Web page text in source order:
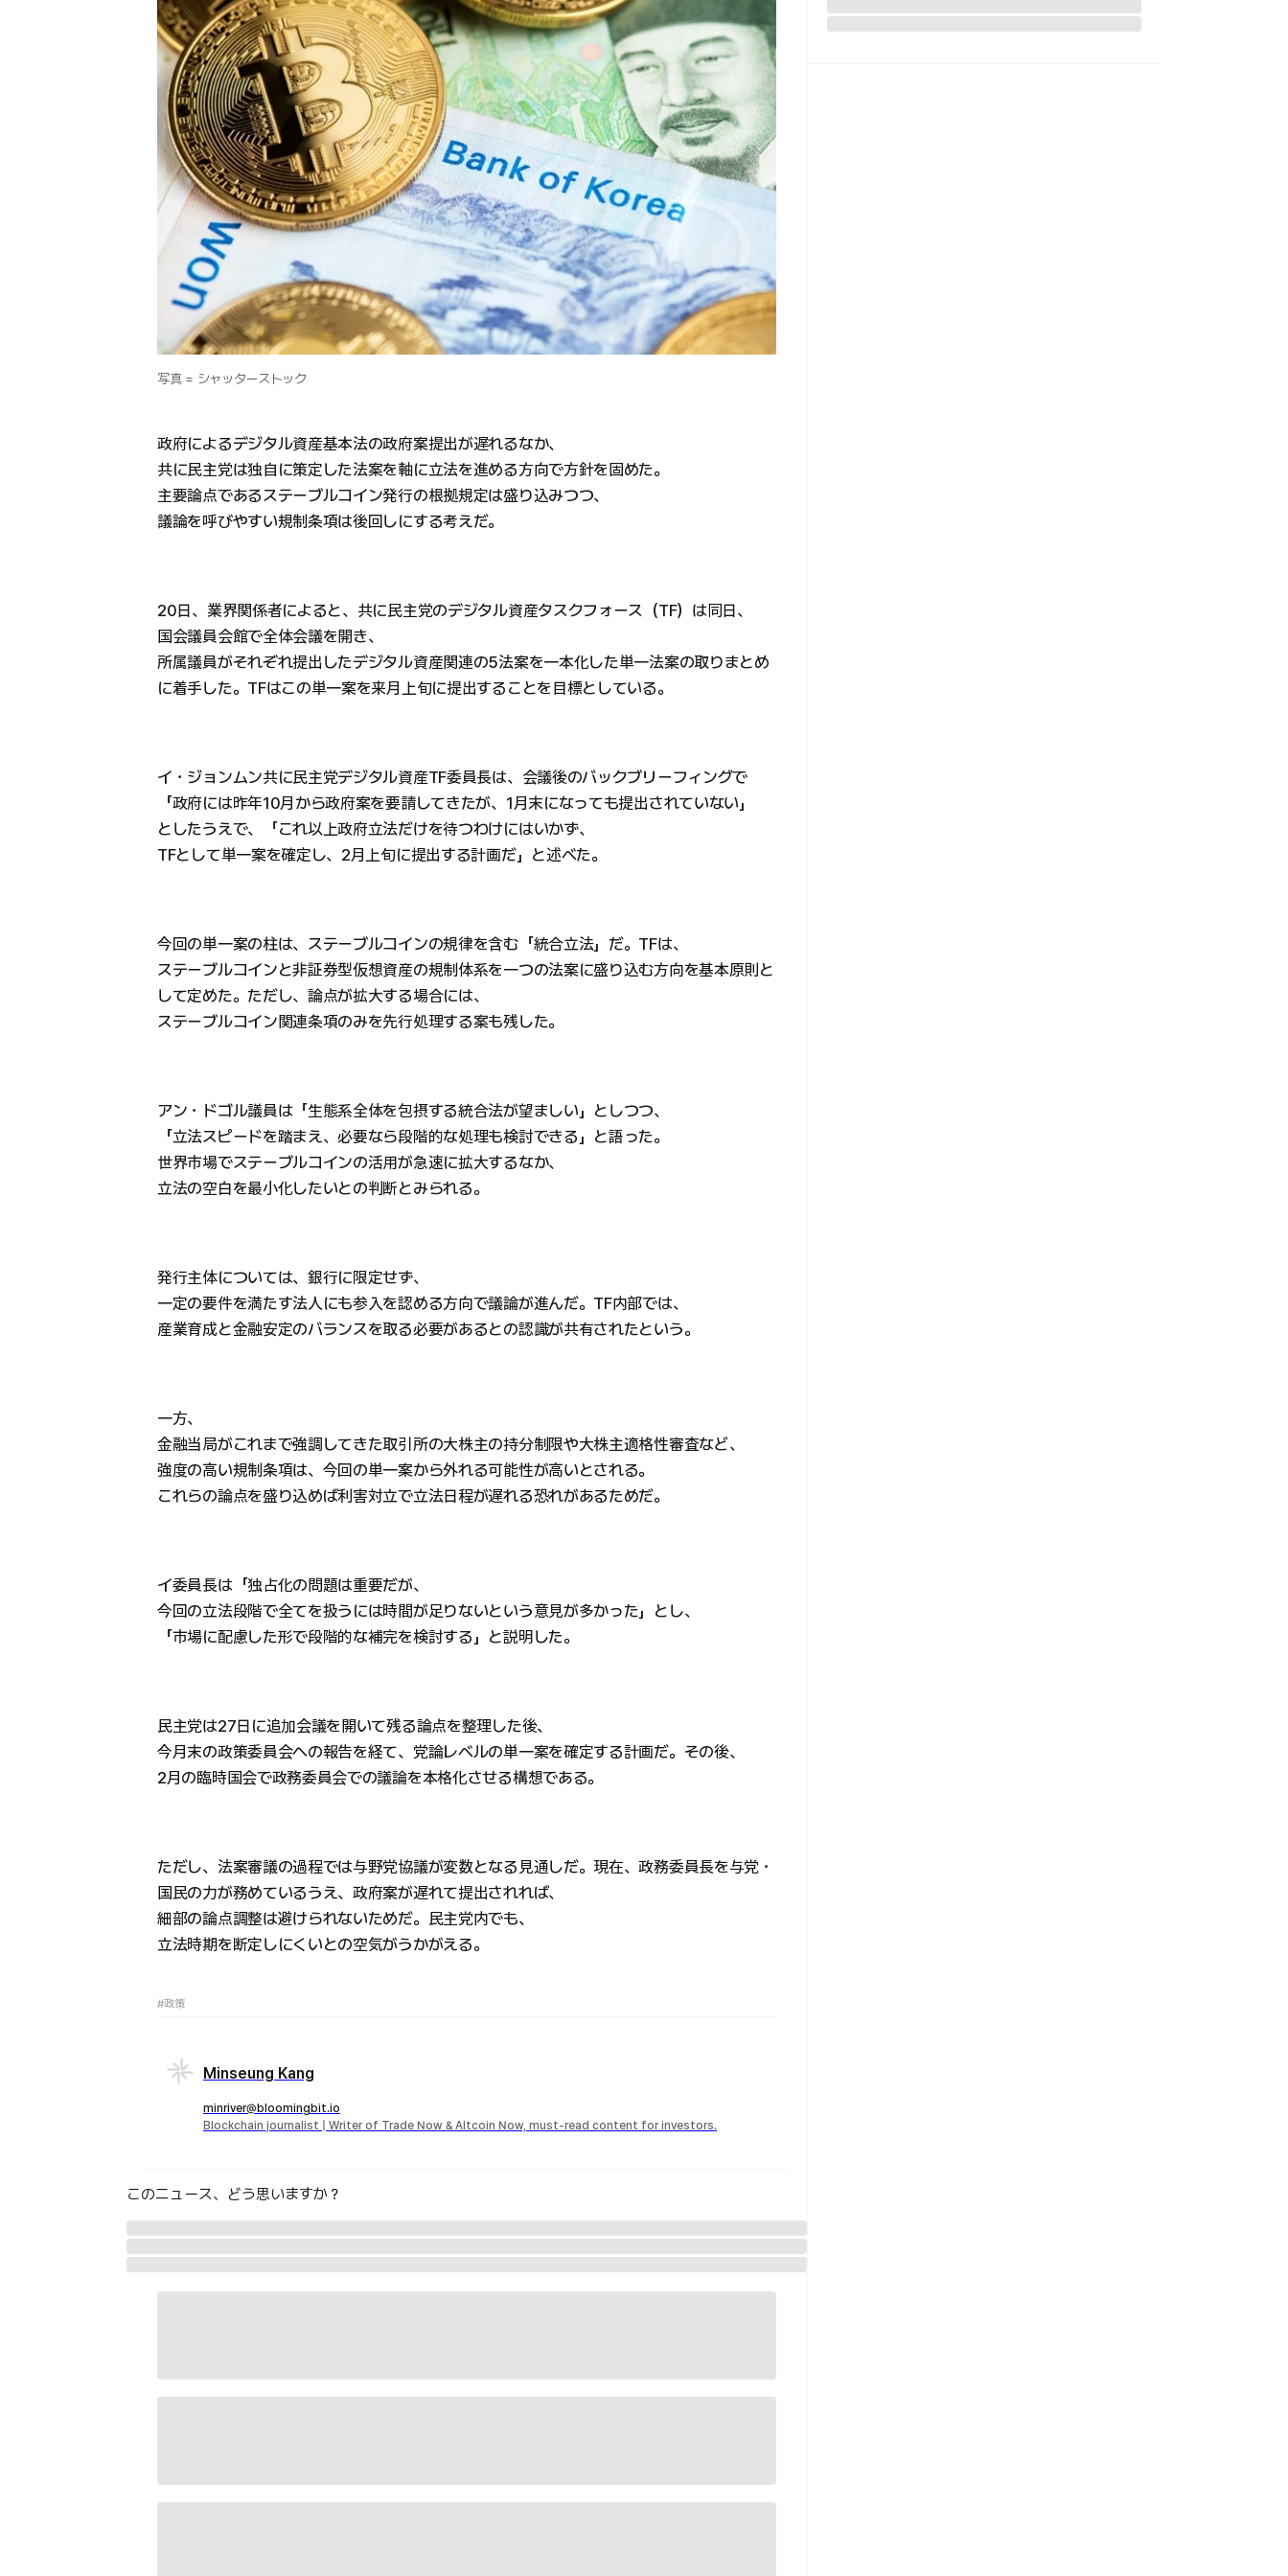
写真 = シャッターストック
政府によるデジタル資産基本法の政府案提出が遅れるなか、
共に民主党は独自に策定した法案を軸に立法を進める方向で方針を固めた。
主要論点であるステーブルコイン発行の根拠規定は盛り込みつつ、
議論を呼びやすい規制条項は後回しにする考えだ。
20日、業界関係者によると、共に民主党のデジタル資産タスクフォース（TF）は同日、
国会議員会館で全体会議を開き、
所属議員がそれぞれ提出したデジタル資産関連の5法案を一本化した単一法案の取りまとめ
に着手した。TFはこの単一案を来月上旬に提出することを目標としている。
イ・ジョンムン共に民主党デジタル資産TF委員長は、会議後のバックブリーフィングで
「政府には昨年10月から政府案を要請してきたが、1月末になっても提出されていない」
としたうえで、「これ以上政府立法だけを待つわけにはいかず、
TFとして単一案を確定し、2月上旬に提出する計画だ」と述べた。
今回の単一案の柱は、ステーブルコインの規律を含む「統合立法」だ。TFは、
ステーブルコインと非証券型仮想資産の規制体系を一つの法案に盛り込む方向を基本原則と
して定めた。ただし、論点が拡大する場合には、
ステーブルコイン関連条項のみを先行処理する案も残した。
アン・ドゴル議員は「生態系全体を包摂する統合法が望ましい」としつつ、
「立法スピードを踏まえ、必要なら段階的な処理も検討できる」と語った。
世界市場でステーブルコインの活用が急速に拡大するなか、
立法の空白を最小化したいとの判断とみられる。
発行主体については、銀行に限定せず、
一定の要件を満たす法人にも参入を認める方向で議論が進んだ。TF内部では、
産業育成と金融安定のバランスを取る必要があるとの認識が共有されたという。
一方、
金融当局がこれまで強調してきた取引所の大株主の持分制限や大株主適格性審査など、
強度の高い規制条項は、今回の単一案から外れる可能性が高いとされる。
これらの論点を盛り込めば利害対立で立法日程が遅れる恐れがあるためだ。
イ委員長は「独占化の問題は重要だが、
今回の立法段階で全てを扱うには時間が足りないという意見が多かった」とし、
「市場に配慮した形で段階的な補完を検討する」と説明した。
民主党は27日に追加会議を開いて残る論点を整理した後、
今月末の政策委員会への報告を経て、党論レベルの単一案を確定する計画だ。その後、
2月の臨時国会で政務委員会での議論を本格化させる構想である。
ただし、法案審議の過程では与野党協議が変数となる見通しだ。現在、政務委員長を与党・
国民の力が務めているうえ、政府案が遅れて提出されれば、
細部の論点調整は避けられないためだ。民主党内でも、
立法時期を断定しにくいとの空気がうかがえる。
#政策
Minseung Kang
minriver@bloomingbit.io
Blockchain journalist | Writer of Trade Now & Altcoin Now, must-read content for investors.
このニュース、どう思いますか？